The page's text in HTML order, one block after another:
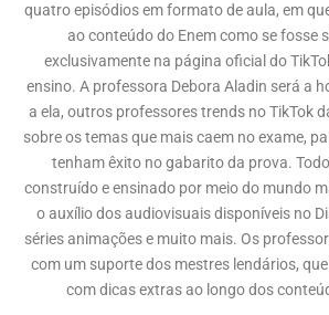
quatro episódios em formato de aula, em
ao conteúdo do Enem como se fosse
exclusivamente na página oficial do
ensino. A professora Debora Aladin será a
a ela, outros professores trends no TikTok
sobre os temas que mais caem no exame,
tenham êxito no gabarito da prova.
construído e ensinado por meio do mundo
o auxílio dos audiovisuais disponíveis no
séries animações e muito mais. Os
com um suporte dos mestres lendários,
com dicas extras ao longo dos